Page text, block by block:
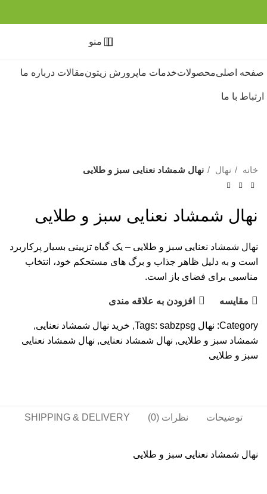
منو
صفحه اصلیمحصولاتخدمات ماپرورش زیتونمقالات درباره ما
ارتباط با ما
خانه
نهال نهال شمشاد نعنایی سبز و طلایی
نهال شمشاد نعنایی سبز و طلایی
نهال شمشاد نعنایی سبز و طلایی – یک گیاه تزیینی بسیار پرکاربرد
است و به دلیل ظاهر جذاب و برگ های مستحکم خود، انتخاب
مناسبی برای فضای باز است.
مقايسه افزودن به علاقه مندی
Category: نهال Tags: sabzpsg
, خرید نهال شمشاد نعنایی,
شمشاد سبز و طلایی, نهال شمشاد نعنایی, نهال شمشاد نعنایی
سبز و طلایی
توضیحات نظرات (0) SHIPPING & DELIVERY
نهال شمشاد نعنایی سبز و طلایی